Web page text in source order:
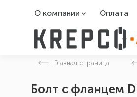
О компании
О компании
Оплата
Главная страница
Болт с фланцем